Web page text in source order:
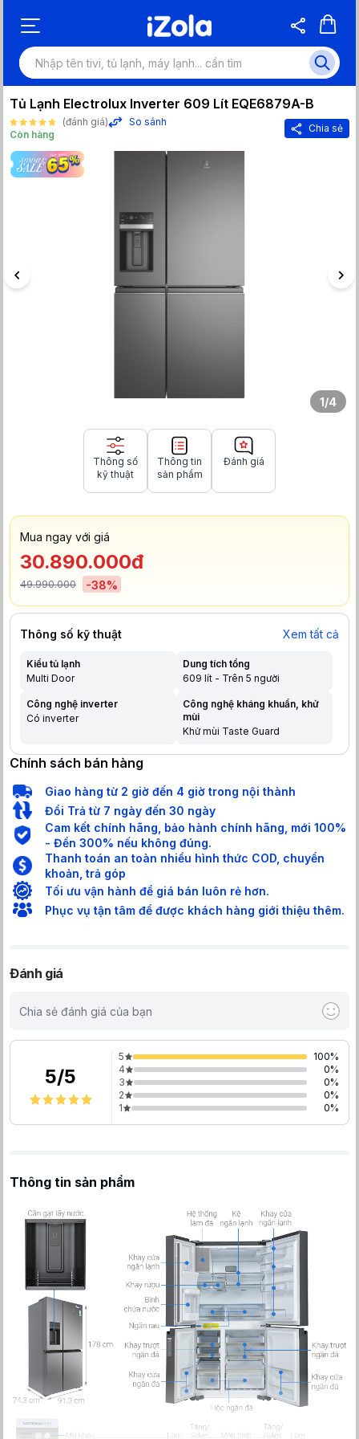
Tủ Lạnh Electrolux Inverter 609 Lít EQE6879A-B
(đánh giá)
So sánh
Còn hàng
Chia sẻ
1/4
Thông số
kỹ thuật
Thông tin
sản phẩm
Đánh giá
Mua ngay với giá
30.890.000đ
49.990.000 -38%
Thông số kỹ thuật Xem tất cả
Kiểu tủ lạnh
Multi Door
Dung tích tổng
609 lít - Trên 5 người
Công nghệ inverter
Có inverter
Công nghệ kháng khuẩn, khử
mùi
Khử mùi Taste Guard
Chính sách bán hàng
Giao hàng từ 2 giờ đến 4 giờ trong nội thành
Đổi Trả từ 7 ngày đến 30 ngày
Cam kết chính hãng, bảo hành chính hãng, mới 100%
- Đền 300% nếu không đúng.
Thanh toán an toàn nhiều hình thức COD, chuyển
khoản, trả góp
Tối ưu vận hành để giá bán luôn rẻ hơn.
Phục vụ tận tâm để được khách hàng giới thiệu thêm.
Đánh giá
Chia sẻ đánh giá của bạn
5/5
5 100%
4
0%
3
0%
2
0%
1
0%
Thông tin sản phẩm